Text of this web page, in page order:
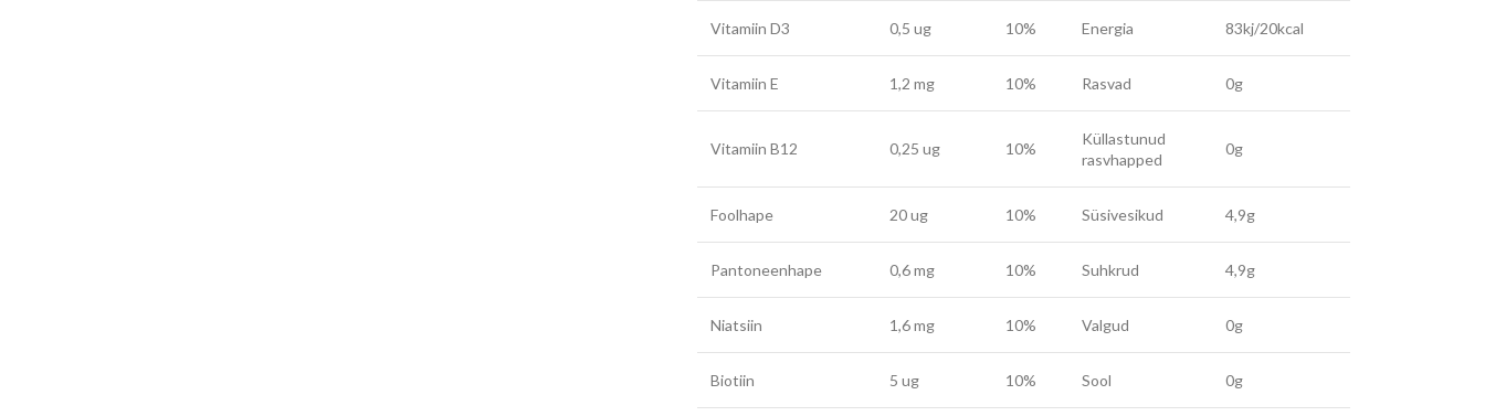
Vitamiin D3 0,5 ug 10% Energia 83kj/20kcal
Vitamiin E 1,2 mg 10% Rasvad 0g
Vitamiin B12 0,25 ug 10%
Küllastunud
rasvhapped
0g
Foolhape 20 ug 10% Süsivesikud 4,9g
Pantoneenhape 0,6 mg 10% Suhkrud 4,9g
Niatsiin 1,6 mg 10% Valgud 0g
Biotiin 5 ug 10% Sool 0g